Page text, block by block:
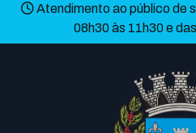
Atendimento ao público de
08h30 às 11h30 e